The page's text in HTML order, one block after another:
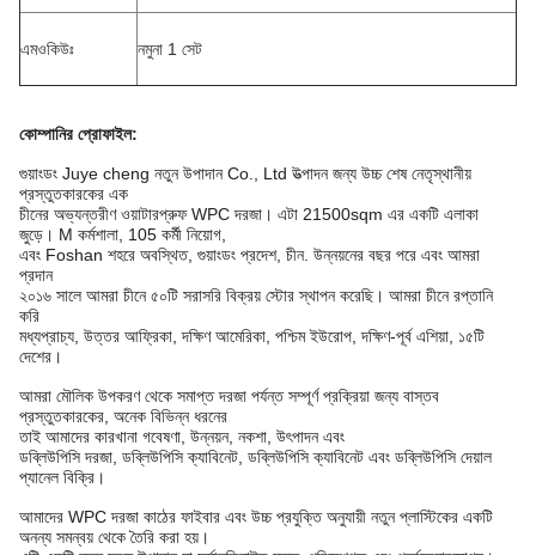
এমওকিউঃ নমুনা 1 সেট
কোম্পানির প্রোফাইল:
গুয়াংডং Juye cheng নতুন উপাদান Co., Ltd উত্পাদন জন্য উচ্চ শেষ নেতৃস্থানীয়
প্রস্তুতকারকের এক
চীনের অভ্যন্তরীণ ওয়াটারপ্রুফ WPC দরজা। এটা 21500sqm এর একটি এলাকা
জুড়ে। M কর্মশালা, 105 কর্মী নিয়োগ,
এবং Foshan শহরে অবস্থিত, গুয়াংডং প্রদেশ, চীন. উন্নয়নের বছর পরে এবং আমরা
প্রদান
২০১৬ সালে আমরা চীনে ৫০টি সরাসরি বিক্রয় স্টোর স্থাপন করেছি। আমরা চীনে রপ্তানি
করি
মধ্যপ্রাচ্য, উত্তর আফ্রিকা, দক্ষিণ আমেরিকা, পশ্চিম ইউরোপ, দক্ষিণ-পূর্ব এশিয়া, ১৫টি
দেশের।
আমরা মৌলিক উপকরণ থেকে সমাপ্ত দরজা পর্যন্ত সম্পূর্ণ প্রক্রিয়া জন্য বাস্তব
প্রস্তুতকারকের, অনেক বিভিন্ন ধরনের
তাই আমাদের কারখানা গবেষণা, উন্নয়ন, নকশা, উৎপাদন এবং
ডব্লিউপিসি দরজা, ডব্লিউপিসি ক্যাবিনেট, ডব্লিউপিসি ক্যাবিনেট এবং ডব্লিউপিসি দেয়াল
প্যানেল বিক্রি।
আমাদের WPC দরজা কাঠের ফাইবার এবং উচ্চ প্রযুক্তি অনুযায়ী নতুন প্লাস্টিকের একটি
অনন্য সমন্বয় থেকে তৈরি করা হয়।